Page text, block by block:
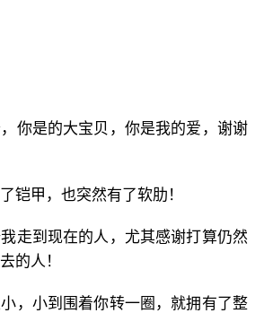
你是的大宝贝，你是我的爱，谢谢
铠甲，也突然有了软肋！
走到现在的人，尤其感谢打算仍然
的人！
，小到围着你转一圈，就拥有了整